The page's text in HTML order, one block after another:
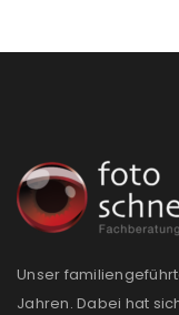
Unser
Jahren. Dabei hat